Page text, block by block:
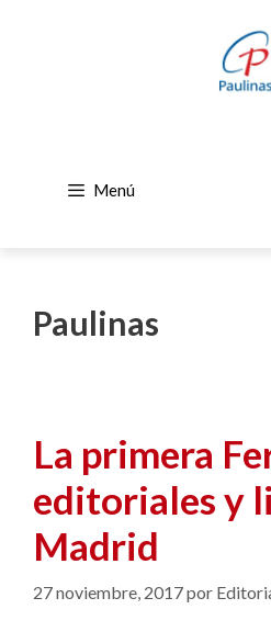
Menú
Paulinas
La primera
editoriales y
Madrid
27 noviembre, 2017por